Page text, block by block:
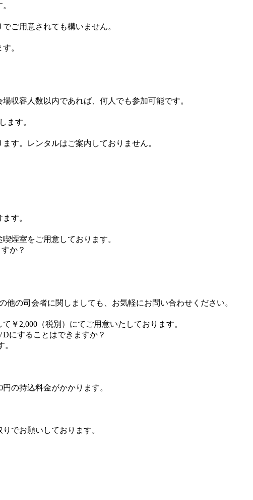
ご用意されても構いません。
。
収容人数以内であれば、何人でも参加可能です。
ます。
す。レンタルはご案内しておりません。
す。
煙室をご用意しております。
か？
の司会者に関しましても、お気軽にお問い合わせください。
￥2,000（税別）にてご用意いたしております。
にすることはできますか？
の持込料金がかかります。
でお願いしております。